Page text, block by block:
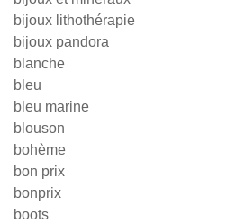
bijoux lithothérapie
bijoux pandora
blanche
bleu
bleu marine
blouson
bohème
bon prix
bonprix
boots